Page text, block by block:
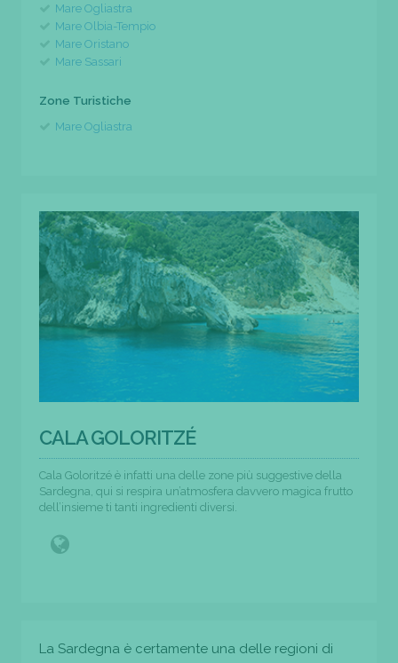
Mare Ogliastra
Mare Olbia-Tempio
Mare Oristano
Mare Sassari
Zone Turistiche
Mare Ogliastra
CALA GOLORITZÉ
Cala Goloritzé è infatti una delle zone più suggestive della
Sardegna, qui si respira un’atmosfera davvero magica frutto
dell’insieme ti tanti ingredienti diversi.
La Sardegna è certamente una delle regioni di